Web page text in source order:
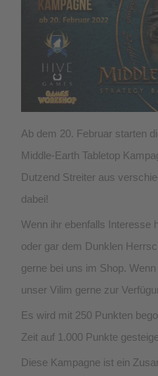
Ab dem 20. Februar starten
Middle-Earth Tabletop
Dutzend Streiter aus
dabei!
Wenn ihr ebenfalls Interesse
oder gar dem Dunklen
gerne bei uns im Shop.
unser Vilim gerne zur
Es wird mit 250 Punkten
Zeit auf 1.000 Punkte
Diese Kampagne ist ein